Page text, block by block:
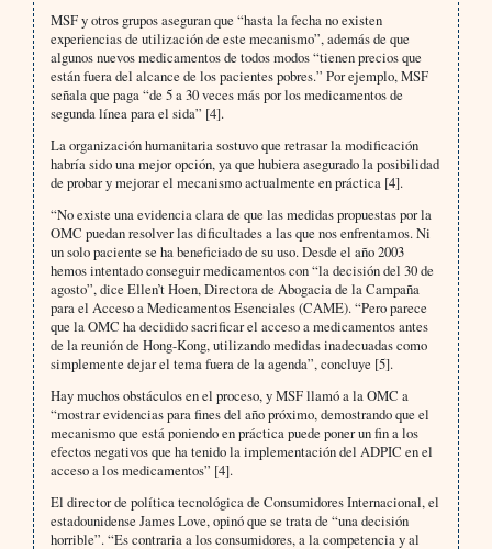
MSF y otros grupos aseguran que “hasta la fecha no existen
experiencias de utilización de este mecanismo”, además de que
algunos nuevos medicamentos de todos modos “tienen precios que
están fuera del alcance de los pacientes pobres.” Por ejemplo, MSF
señala que paga “de 5 a 30 veces más por los medicamentos de
segunda línea para el sida” [4].
La organización humanitaria sostuvo que retrasar la modificación
habría sido una mejor opción, ya que hubiera asegurado la posibilidad
de probar y mejorar el mecanismo actualmente en práctica [4].
“No existe una evidencia clara de que las medidas propuestas por la
OMC puedan resolver las dificultades a las que nos enfrentamos. Ni
un solo paciente se ha beneficiado de su uso. Desde el año 2003
hemos intentado conseguir medicamentos con “la decisión del 30 de
agosto”, dice Ellen’t Hoen, Directora de Abogacia de la Campaña
para el Acceso a Medicamentos Esenciales (CAME). “Pero parece
que la OMC ha decidido sacrificar el acceso a medicamentos antes
de la reunión de Hong-Kong, utilizando medidas inadecuadas como
simplemente dejar el tema fuera de la agenda”, concluye [5].
Hay muchos obstáculos en el proceso, y MSF llamó a la OMC a
“mostrar evidencias para fines del año próximo, demostrando que el
mecanismo que está poniendo en práctica puede poner un fin a los
efectos negativos que ha tenido la implementación del ADPIC en el
acceso a los medicamentos” [4].
El director de política tecnológica de Consumidores Internacional, el
estadounidense James Love, opinó que se trata de “una decisión
horrible”. “Es contraria a los consumidores, a la competencia y al